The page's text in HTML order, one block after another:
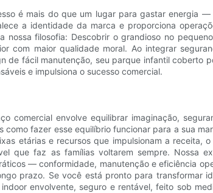
é mais do que um lugar para gastar energia
a identidade da marca e proporciona
nossa filosofia: Descobrir o grandioso no
com maior qualidade moral. Ao integrar
de fácil manutenção, seu parque infantil coberto
​​e impulsiona o sucesso comercial.
comercial envolve equilibrar imaginação,
como fazer esse equilíbrio funcionar para a sua
etárias e recursos que impulsionam a receita,
que faz as famílias voltarem sempre. Nossa
— conformidade, manutenção e eficiência
prazo. Se você está pronto para transformar
envolvente, seguro e rentável, feito sob